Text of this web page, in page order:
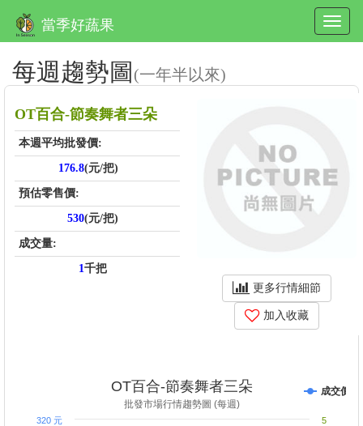
當季好蔬果
每週趨勢圖 (一年半以來)
OT百合-節奏舞者三朵
本週平均批發價:
176.8(元/把)
預估零售價:
530(元/把)
成交量:
1千把
更多行情細節
加入收藏
OT百合-節奏舞者三朵
批發市場行情趨勢圖 (每週)
成交價
320 元 5